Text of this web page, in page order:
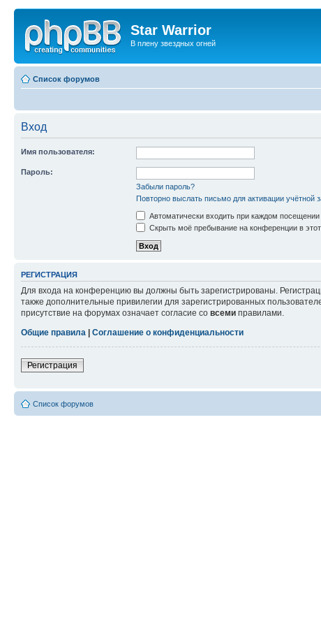
Star Warrior
В плену звездных огней
Список форумов
Вход
Имя пользователя:
Пароль:
Забыли пароль?
Повторно выслать письмо для активации учётной
Автоматически входить при каждом посещении
Скрыть моё пребывание на конференции в
РЕГИСТРАЦИЯ
Для входа на конференцию вы должны быть зарегистрированы.
также дополнительные привилегии для зарегистрированных
присутствие на форумах означает согласие со всеми правилами.
Общие правила
Соглашение о конфиденциальности
Регистрация
Список форумов